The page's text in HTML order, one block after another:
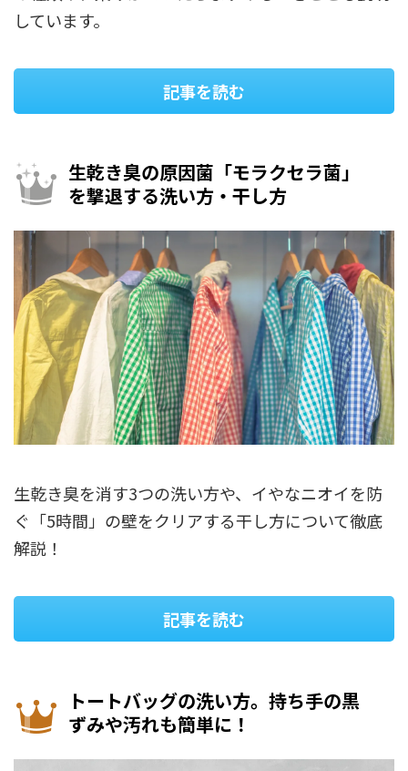
しています。
記事を読む
生乾き臭の原因菌「モラクセラ菌」
を撃退する洗い方・干し方
生乾き臭を消す3つの洗い方や、イやなニオイを防
ぐ「5時間」の壁をクリアする干し方について徹底
解説！
記事を読む
トートバッグの洗い方。持ち手の黒
ずみや汚れも簡単に！